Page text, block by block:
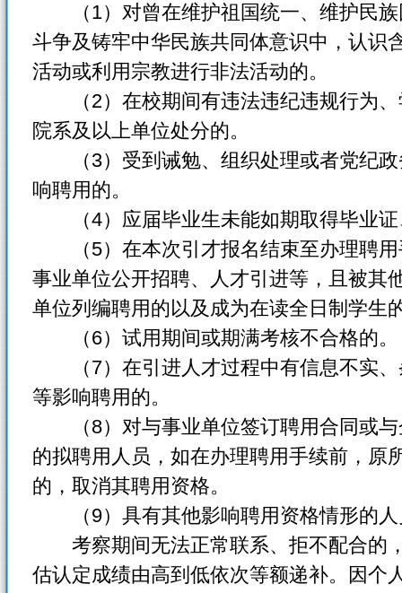
（1）对曾在维护祖国统一、维护民族
斗争及铸牢中华民族共同体意识中，认识
活动或利用宗教进行非法活动的。
（2）在校期间有违法违纪违规行为、
院系及以上单位处分的。
（3）受到诫勉、组织处理或者党纪政
响聘用的。
（4）应届毕业生未能如期取得毕业证
（5）在本次引才报名结束至办理聘用
事业单位公开招聘、人才引进等，且被其
单位列编聘用的以及成为在读全日制学生
（6）试用期间或期满考核不合格的。
（7）在引进人才过程中有信息不实、
等影响聘用的。
（8）对与事业单位签订聘用合同或与
的拟聘用人员，如在办理聘用手续前，原
的，取消其聘用资格。
（9）具有其他影响聘用资格情形的人
考察期间无法正常联系、拒不配合的
估认定成绩由高到低依次等额递补。因个